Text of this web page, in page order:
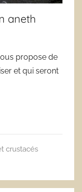
aneth
propose de
et qui seront
crustacés